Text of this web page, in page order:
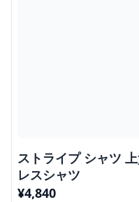
ストライプ シャツ
レスシャツ
¥4,840